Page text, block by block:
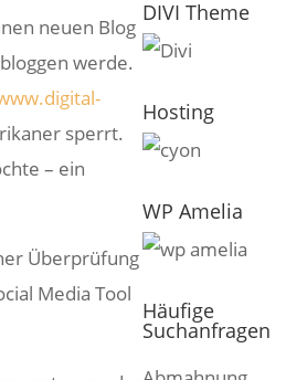
neuen Blog
werde.
sperrt.
– ein
Überprüfung
Media Tool
DIVI Theme
Hosting
WP Amelia
Häufige
Suchanfragen